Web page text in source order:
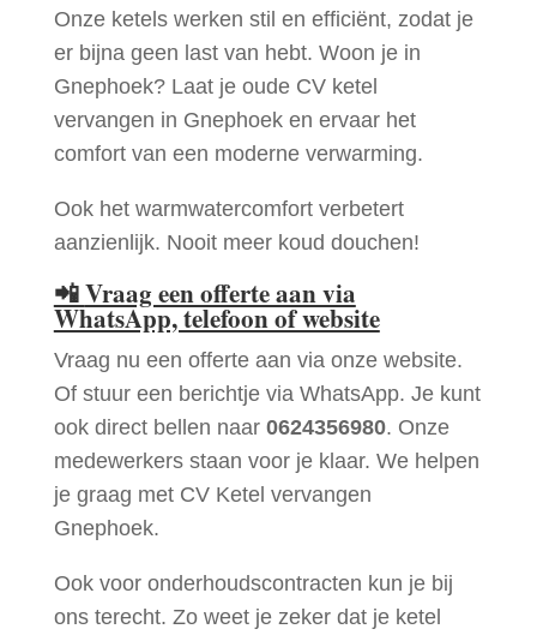
Onze ketels werken stil en efficiënt, zodat je
er bijna geen last van hebt. Woon je in
Gnephoek? Laat je oude CV ketel
vervangen in Gnephoek en ervaar het
comfort van een moderne verwarming.
Ook het warmwatercomfort verbetert
aanzienlijk. Nooit meer koud douchen!
📲Vraag een offerte aan via
WhatsApp, telefoon of website
Vraag nu een offerte aan via onze website.
Of stuur een berichtje via WhatsApp. Je kunt
ook direct bellen naar 0624356980. Onze
medewerkers staan voor je klaar. We helpen
je graag met CV Ketel vervangen
Gnephoek.
Ook voor onderhoudscontracten kun je bij
ons terecht. Zo weet je zeker dat je ketel